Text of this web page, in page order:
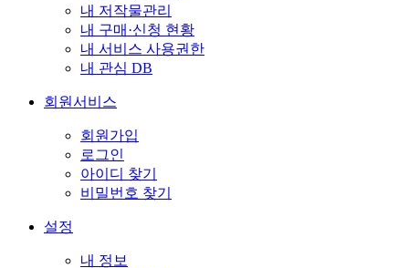
내 저작물관리
내 구매·신청 현황
내 서비스 사용권한
내 관심 DB
회원서비스
회원가입
로그인
아이디 찾기
비밀번호 찾기
설정
내 정보